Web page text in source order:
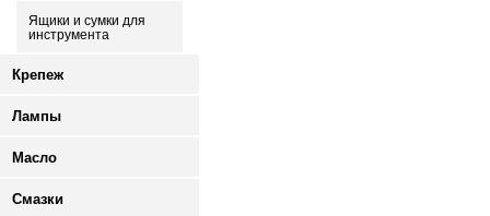
Ящики и сумки для
инструмента
Крепеж
Лампы
Масло
Смазки